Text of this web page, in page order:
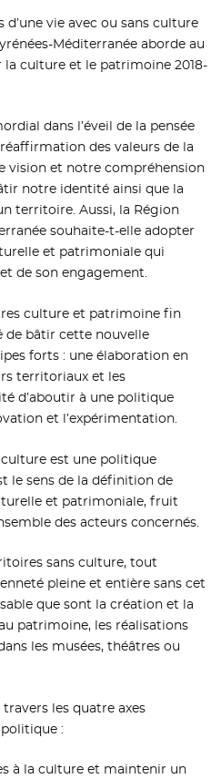
d’une vie avec ou sans culture
Méditerranée aborde au
culture et le patrimoine 2018-
dans l’éveil de la pensée
des valeurs de la
vision et notre compréhension
notre identité ainsi que la
territoire. Aussi, la Région
souhaite-t-elle adopter
et patrimoniale qui
de son engagement.
culture et patrimoine fin
de bâtir cette nouvelle
forts : une élaboration en
territoriaux et les
d’aboutir à une politique
et l’expérimentation.
est une politique
le sens de la définition de
et patrimoniale, fruit
des acteurs concernés.
sans culture, tout
pleine et entière sans cet
que sont la création et la
patrimoine, les réalisations
les musées, théâtres ou
les quatre axes
:
à la culture et maintenir un